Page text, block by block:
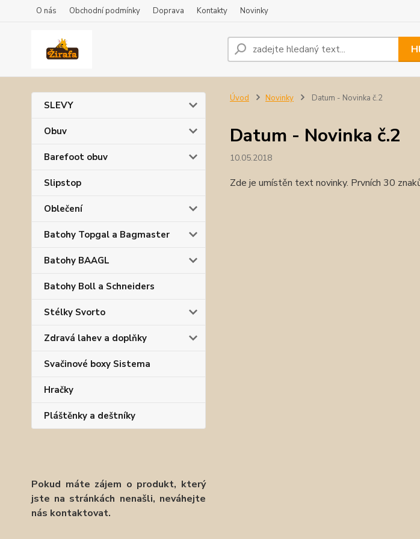
O nás Obchodní podmínky Doprava Kontakty Novinky
SLEVY
Obuv
Barefoot obuv
Slipstop
Oblečení
Batohy Topgal a Bagmaster
Batohy BAAGL
Batohy Boll a Schneiders
Stélky Svorto
Zdravá lahev a doplňky
Svačinové boxy Sistema
Hračky
Pláštěnky a deštníky
Pokud máte zájem o produkt, který
jste na stránkách nenašli, neváhejte
nás kontaktovat.
Úvod Novinky Datum - Novinka č.2
Datum - Novinka č.2
10.05.2018
Zde je umístěn text novinky. Prvních 30